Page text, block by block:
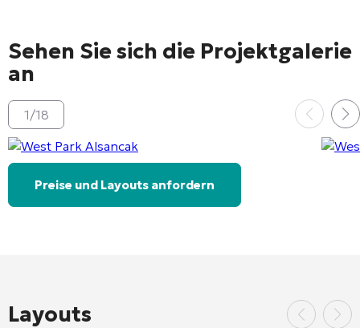
Sehen Sie sich die Projektgalerie
an
1/18
Preise und Layouts anfordern
Layouts